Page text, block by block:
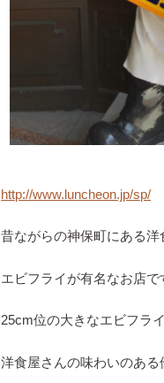
http://www.luncheon.jp/sp/
昔ながらの神保町にある洋
エビフライが有名なお店で
25cm位の大きなエビフラ
洋食屋さんの味わいのある